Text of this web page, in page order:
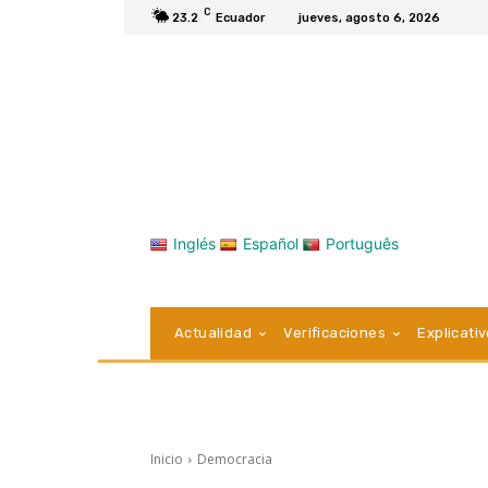
23.2 C Ecuador jueves, agosto 6, 2026
Inglés Español Português
Actualidad Verificaciones
Inicio Democracia